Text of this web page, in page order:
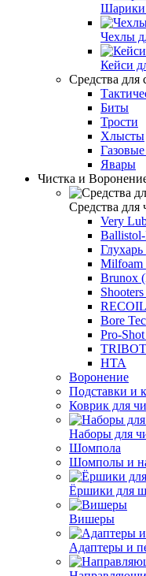
Шарики
Чехлы
Кейси
Средства для
Биты
Трости
Хлысты
Явары
Чистка и
Средства для
Very
Brunox
Bore
Pro-
HTA
Воронение
Подставки и
Коврик для
Наборы для
Шомпола
Шомполы и
Ёршики для
Вишеры
Адаптеры и